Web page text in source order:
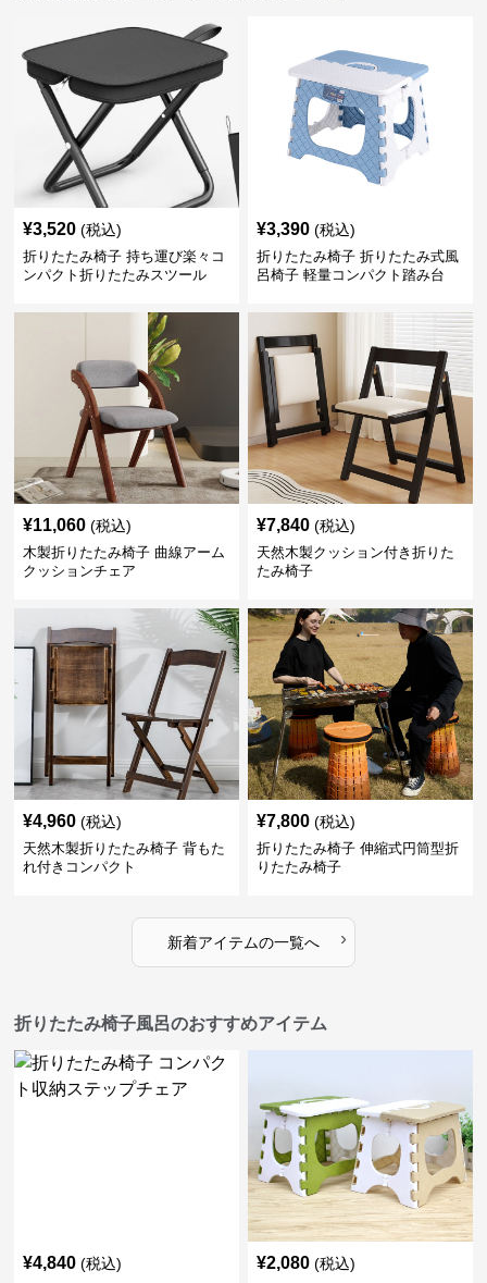
¥3,520 (税込)
折りたたみ椅子 持ち運び楽々コ
ンパクト折りたたみスツール
¥3,390 (税込)
折りたたみ椅子 折りたたみ式風
呂椅子 軽量コンパクト踏み台
¥11,060 (税込)
木製折りたたみ椅子 曲線アーム
クッションチェア
¥7,840 (税込)
天然木製クッション付き折りた
たみ椅子
¥4,960 (税込)
天然木製折りたたみ椅子 背もた
れ付きコンパクト
¥7,800 (税込)
折りたたみ椅子 伸縮式円筒型折
りたたみ椅子
新着アイテムの一覧へ ›
折りたたみ椅子風呂のおすすめアイテム
¥4,840 (税込) ¥2,080 (税込)